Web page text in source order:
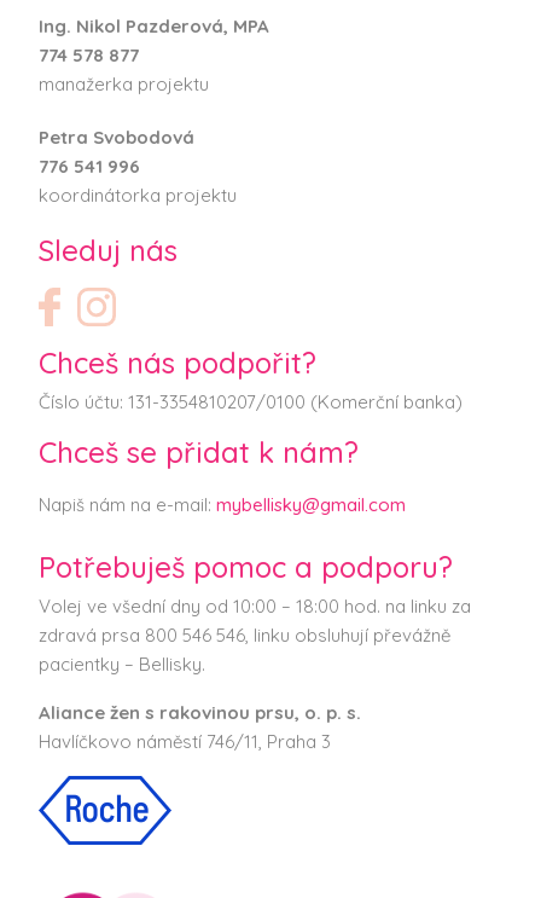
Ing. Nikol Pazderová, MPA
774 578 877
manažerka projektu
Petra Svobodová
776 541 996
koordinátorka projektu
Sleduj nás
Chceš nás podpořit?
Číslo účtu: 131-3354810207/0100 (Komerční banka)
Chceš se přidat k nám?
Napiš nám na e-mail: mybellisky@gmail.com
Potřebuješ pomoc a podporu?
Volej ve všední dny od 10:00 – 18:00 hod. na linku za
zdravá prsa 800 546 546, linku obsluhují převážně
pacientky – Bellisky.
Aliance žen s rakovinou prsu, o. p. s.
Havlíčkovo náměstí 746/11, Praha 3